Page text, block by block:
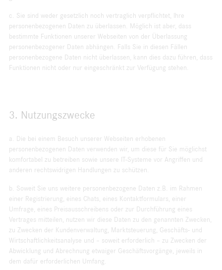
c. Sie sind weder gesetzlich noch vertraglich verpflichtet, Ihre
personenbezogenen Daten zu überlassen. Möglich ist aber, dass
bestimmte Funktionen unserer Webseiten von der Überlassung
personenbezogener Daten abhängen. Falls Sie in diesen Fällen
personenbezogene Daten nicht überlassen, kann dies dazu führen, dass
Funktionen nicht oder nur eingeschränkt zur Verfügung stehen.
3. Nutzungszwecke
a. Die bei einem Besuch unserer Webseiten erhobenen
personenbezogenen Daten verwenden wir, um diese für Sie möglichst
komfortabel zu betreiben sowie unsere IT-Systeme vor Angriffen und
anderen rechtswidrigen Handlungen zu schützen.
b. Soweit Sie uns weitere personenbezogene Daten z.B. im Rahmen
einer Registrierung, eines Chats, eines Kontaktformulars, einer
Umfrage, eines Preisaus­schreibens oder zur Durchführung eines
Vertrages mitteilen, nutzen wir diese Daten zu den genannten Zwecken,
zu Zwecken der Kundenverwaltung, Marktsteuerung, Geschäfts- und
Wirtschaftlichkeitsanalyse und – soweit erforderlich – zu Zwecken der
Abwicklung und Abrechnung etwaiger Geschäftsvorgänge, jeweils in
dem dafür erforderlichen Umfang.